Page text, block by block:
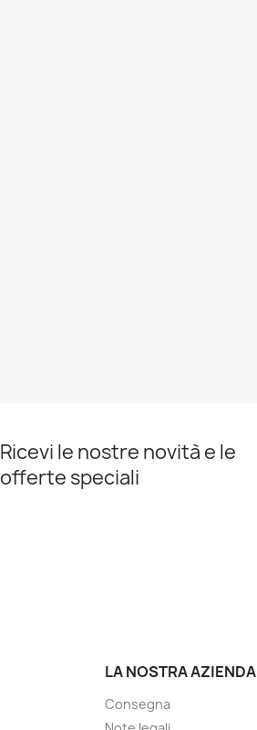
Ricevi le nostre novità e le
offerte speciali
LA NOSTRA AZIENDA
Consegna